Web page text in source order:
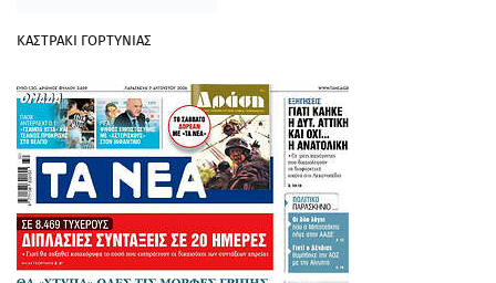
ΚΑΣΤΡΑΚΙ ΓΟΡΤΥΝΙΑΣ